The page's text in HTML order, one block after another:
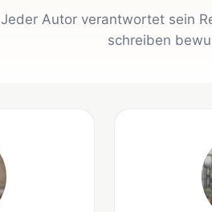
Jeder Autor verantwortet sein
schreiben